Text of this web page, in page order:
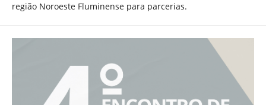
região Noroeste Fluminense para parcerias.